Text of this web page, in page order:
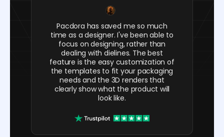
Pacdora has saved me so much
time as a designer. I've been able to
focus on designing, rather than
dealing with dielines. The best
feature is the easy customization of
the templates to fit your packaging
needs and the 3D renders that
clearly show what the product will
look like.